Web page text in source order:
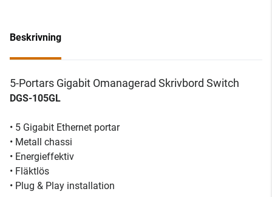
Beskrivning
5-Portars Gigabit Omanagerad Skrivbord Switch
DGS-105GL
• 5 Gigabit Ethernet portar
• Metall chassi
• Energieffektiv
• Fläktlös
• Plug & Play installation